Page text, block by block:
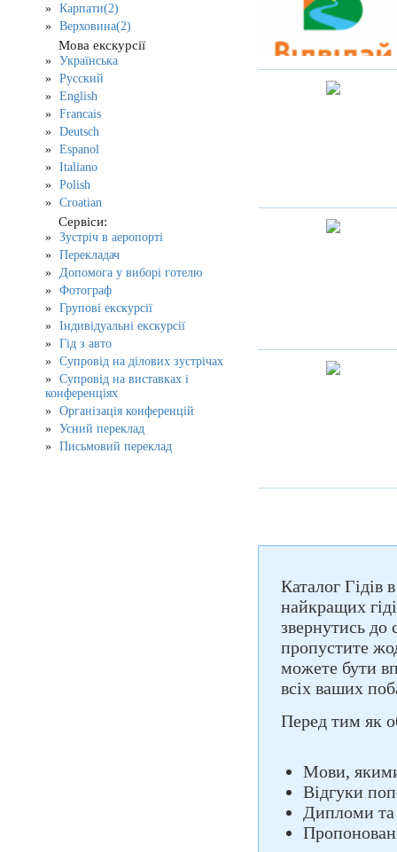
Карпати(2)
Верховина(2)
Мова екскурсії
Українська
Русский
English
Francais
Deutsch
Espanol
Italiano
Polish
Croatian
Сервіси:
Зустріч в аеропорті
Перекладач
Допомога у виборі готелю
Фотограф
Групові екскурсії
Індивідуальні екскурсії
Гід з авто
Супровід на ділових зустрічах
Супровід на виставках і
конференціях
Організація конференцій
Усний переклад
Письмовий переклад
Каталог Гідів
найкращих
звернутись до
пропустите
можете бути
всіх ваших
Перед тим як
Мови,
Відгуки
Дипломи та